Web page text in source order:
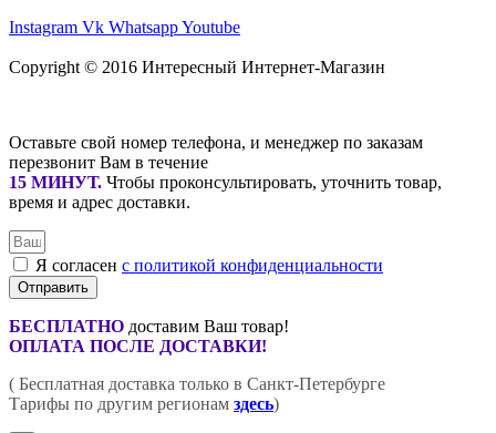
Instagram Vk WhatsappYoutube
Copyright © 2016 Интересный Интернет-Магазин
Оставьте свой номер телефона, и менеджер по заказам
перезвонит Вам в течение
15 МИНУТ. Чтобы проконсультировать, уточнить товар,
время и адрес доставки.
Я согласен с политикой конфиденциальности
Отправить
БЕСПЛАТНО доставим Ваш товар!
ОПЛАТА ПОСЛЕ ДОСТАВКИ!
( Бесплатная доставка только в Санкт-Петербурге
Тарифы по другим регионам здесь)